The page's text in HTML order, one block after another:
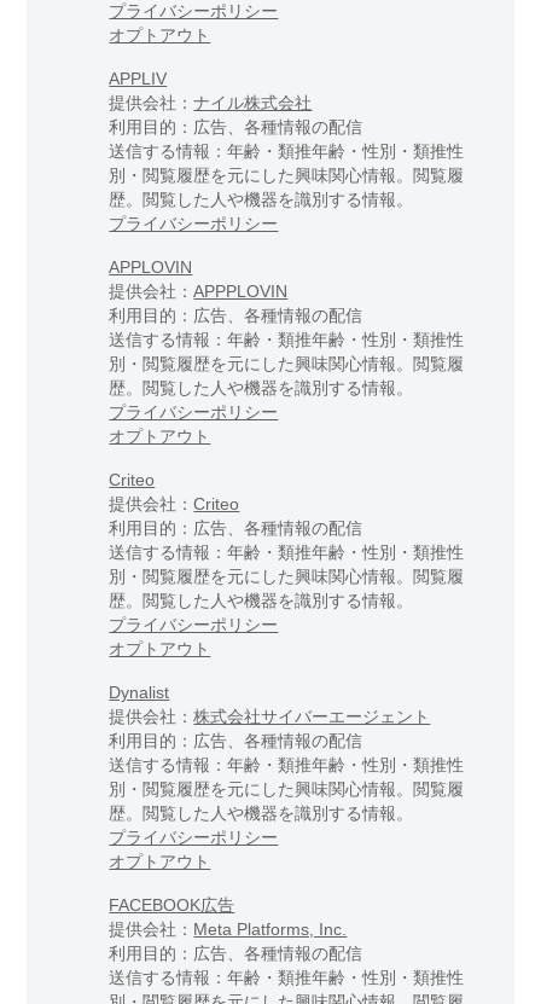
プライバシーポリシー
オプトアウト
APPLIV
提供会社：ナイル株式会社
利用目的：広告、各種情報の配信
送信する情報：年齢・類推年齢・性別・類推性
別・閲覧履歴を元にした興味関心情報。閲覧履
歴。閲覧した人や機器を識別する情報。
プライバシーポリシー
APPLOVIN
提供会社：APPPLOVIN
利用目的：広告、各種情報の配信
送信する情報：年齢・類推年齢・性別・類推性
別・閲覧履歴を元にした興味関心情報。閲覧履
歴。閲覧した人や機器を識別する情報。
プライバシーポリシー
オプトアウト
Criteo
提供会社：Criteo
利用目的：広告、各種情報の配信
送信する情報：年齢・類推年齢・性別・類推性
別・閲覧履歴を元にした興味関心情報。閲覧履
歴。閲覧した人や機器を識別する情報。
プライバシーポリシー
オプトアウト
Dynalist
提供会社：株式会社サイバーエージェント
利用目的：広告、各種情報の配信
送信する情報：年齢・類推年齢・性別・類推性
別・閲覧履歴を元にした興味関心情報。閲覧履
歴。閲覧した人や機器を識別する情報。
プライバシーポリシー
オプトアウト
FACEBOOK広告
提供会社： Meta Platforms, Inc.
利用目的：広告、各種情報の配信
送信する情報：年齢・類推年齢・性別・類推性